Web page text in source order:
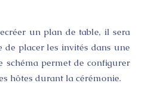
un plan de table, il sera
de placer les invités dans une
schéma permet de configurer
hôtes durant la cérémonie.